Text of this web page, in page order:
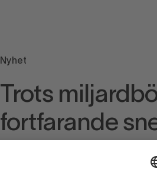
Nyhet
Trots
fortfarande
Företag som vill göra rätt